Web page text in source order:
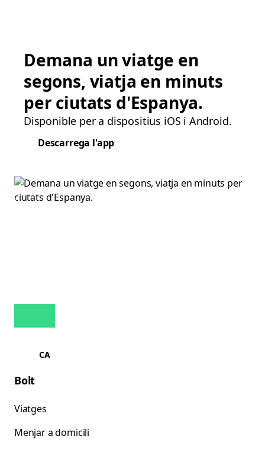
Demana un viatge en
segons, viatja en minuts
per ciutats d'Espanya.
Disponible per a dispositius iOS i Android.
Descarrega l'app
CA
Bolt
Viatges
Menjar a domicili